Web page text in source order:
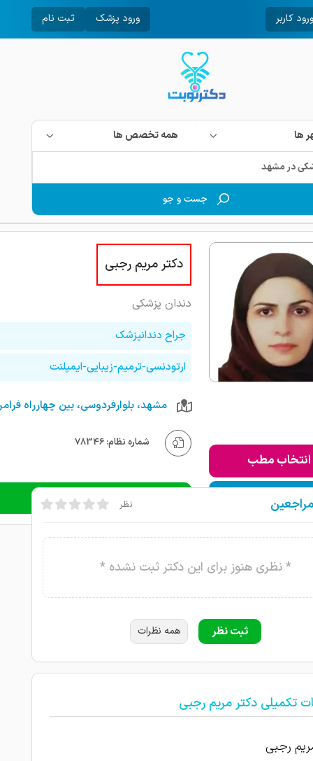
ورود کاربر ورود پزشک ثبت نام
ها همه تخصص ها
جست و جو
انتخاب مطب
به لیست من
دکتر مریم رجبی
دندان پزشکی
جراح دندانپزشک
ارتودنسی-ترمیم-زیبایی-ایمپلنت
شماره نظام: 78346
دریافت نوبت تلفنی نظر
* نظری هنوز برای این دکتر ثبت نشده *
ثبت نظر همه نظرات
تکمیلی دکتر مریم رجبی
رجبی